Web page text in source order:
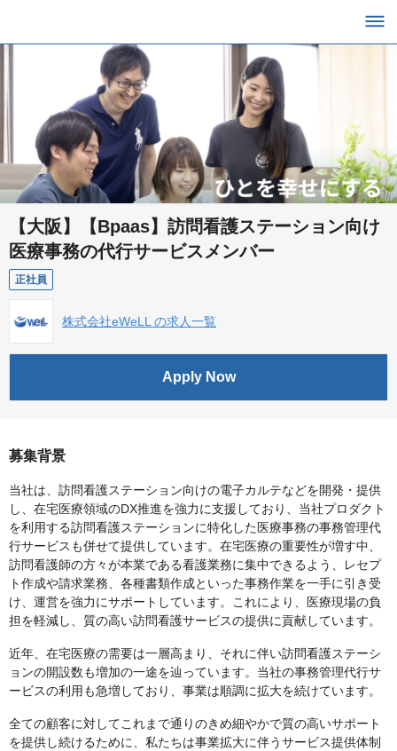
【大阪】【Bpaas】訪問看護ステーション向け
医療事務の代行サービスメンバー
正社員
株式会社eWeLL の求人一覧
Apply Now
募集背景
当社は、訪問看護ステーション向けの電子カルテなどを開発・提供
し、在宅医療領域のDX推進を強力に支援しており、当社プロダクト
を利用する訪問看護ステーションに特化した医療事務の事務管理代
行サービスも併せて提供しています。在宅医療の重要性が増す中、
訪問看護師の方々が本業である看護業務に集中できるよう、レセプ
ト作成や請求業務、各種書類作成といった事務作業を一手に引き受
け、運営を強力にサポートしています。これにより、医療現場の負
担を軽減し、質の高い訪問看護サービスの提供に貢献しています。
近年、在宅医療の需要は一層高まり、それに伴い訪問看護ステーシ
ョンの開設数も増加の一途を辿っています。当社の事務管理代行サ
ービスの利用も急増しており、事業は順調に拡大を続けています。
全ての顧客に対してこれまで通りのきめ細やかで質の高いサポート
を提供し続けるために、私たちは事業拡大に伴うサービス提供体制